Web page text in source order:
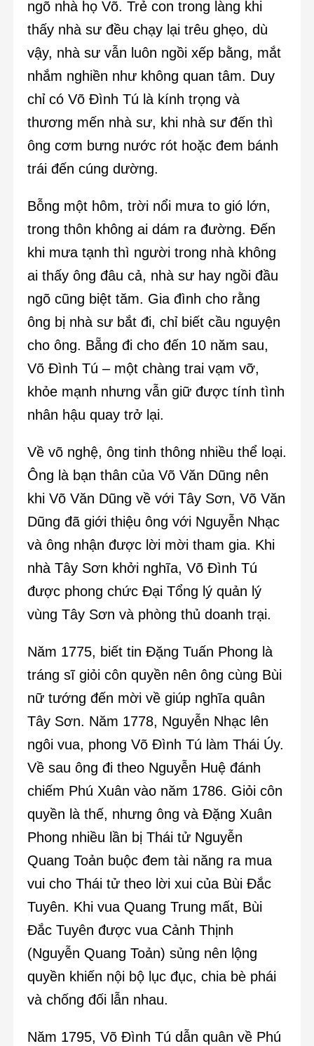
ngõ nhà họ Võ. Trẻ con trong làng khi
thấy nhà sư đều chạy lại trêu ghẹo, dù
vậy, nhà sư vẫn luôn ngồi xếp bằng, mắt
nhắm nghiền như không quan tâm. Duy
chỉ có Võ Đình Tú là kính trọng và
thương mến nhà sư, khi nhà sư đến thì
ông cơm bưng nước rót hoặc đem bánh
trái đến cúng dường.
Bỗng một hôm, trời nổi mưa to gió lớn,
trong thôn không ai dám ra đường. Đến
khi mưa tạnh thì người trong nhà không
ai thấy ông đâu cả, nhà sư hay ngồi đầu
ngõ cũng biệt tăm. Gia đình cho rằng
ông bị nhà sư bắt đi, chỉ biết cầu nguyện
cho ông. Bẵng đi cho đến 10 năm sau,
Võ Đình Tú – một chàng trai vạm vỡ,
khỏe mạnh nhưng vẫn giữ được tính tình
nhân hậu quay trở lại.
Về võ nghệ, ông tinh thông nhiều thể loại.
Ông là bạn thân của Võ Văn Dũng nên
khi Võ Văn Dũng về với Tây Sơn, Võ Văn
Dũng đã giới thiệu ông với Nguyễn Nhạc
và ông nhận được lời mời tham gia. Khi
nhà Tây Sơn khởi nghĩa, Võ Đình Tú
được phong chức Đại Tổng lý quản lý
vùng Tây Sơn và phòng thủ doanh trại.
Năm 1775, biết tin Đặng Tuấn Phong là
tráng sĩ giỏi côn quyền nên ông cùng Bùi
nữ tướng đến mời về giúp nghĩa quân
Tây Sơn. Năm 1778, Nguyễn Nhạc lên
ngôi vua, phong Võ Đình Tú làm Thái Úy.
Về sau ông đi theo Nguyễn Huệ đánh
chiếm Phú Xuân vào năm 1786. Giỏi côn
quyền là thế, nhưng ông và Đặng Xuân
Phong nhiều lần bị Thái tử Nguyễn
Quang Toản buộc đem tài năng ra mua
vui cho Thái tử theo lời xui của Bùi Đắc
Tuyên. Khi vua Quang Trung mất, Bùi
Đắc Tuyên được vua Cảnh Thịnh
(Nguyễn Quang Toản) sủng nên lộng
quyền khiến nội bộ lục đục, chia bè phái
và chống đối lẫn nhau.
Năm 1795, Võ Đình Tú dẫn quân về Phú